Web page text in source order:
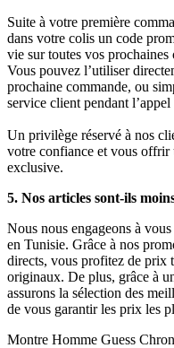
Suite à votre première
dans votre colis un code
vie sur toutes vos prochaines
Vous pouvez l’utiliser
prochaine commande, ou
service client pendant
Un privilège réservé à nos
votre confiance et vous
exclusive.
5. Nos articles sont-ils
Nous nous engageons à
en Tunisie. Grâce à nos
directs, vous profitez de prix
originaux. De plus, grâce à
assurons la sélection des
de vous garantir les prix les
Montre Homme Guess